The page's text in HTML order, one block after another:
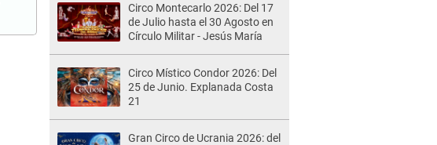
Circo Montecarlo 2026: Del 17
de Julio hasta el 30 Agosto en
Círculo Militar - Jesús María
Circo Místico Condor 2026: Del
25 de Junio. Explanada Costa
21
Gran Circo de Ucrania 2026: del